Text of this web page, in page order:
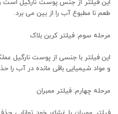
این فیلتر از جنس پوست نارگیل است
طعم نا مطبوع آب را از بین می برد.
مرحله سوم: فیلتر کربن بلاک
این فیلتر با جنسی از پوست نارگیل
و مواد شیمیایی باقی مانده در آب را
مرحله چهارم: فیلتر ممبران